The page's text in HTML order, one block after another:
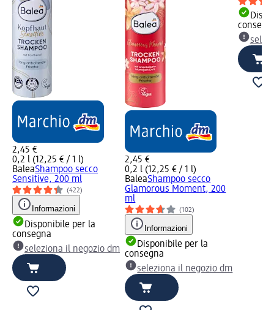
2,45 €
0,2 l (12,25 € / 1 l)
BaleaShampoo secco
Sensitive, 200 ml
(422)
Informazioni
Disponibile per la
consegna
seleziona il negozio dm
2,45 €
0,2 l (12,25 € / 1 l)
BaleaShampoo secco
Glamorous Moment, 200
ml
(102)
Informazioni
Disponibile per la
consegna
seleziona il negozio dm